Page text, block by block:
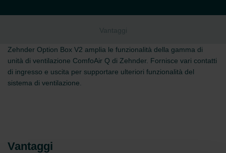
Vantaggi
Zehnder Option Box V2 amplia le funzionalità della gamma di
unità di ventilazione ComfoAir Q di Zehnder. Fornisce vari contatti
di ingresso e uscita per supportare ulteriori funzionalità del
sistema di ventilazione.
Vantaggi